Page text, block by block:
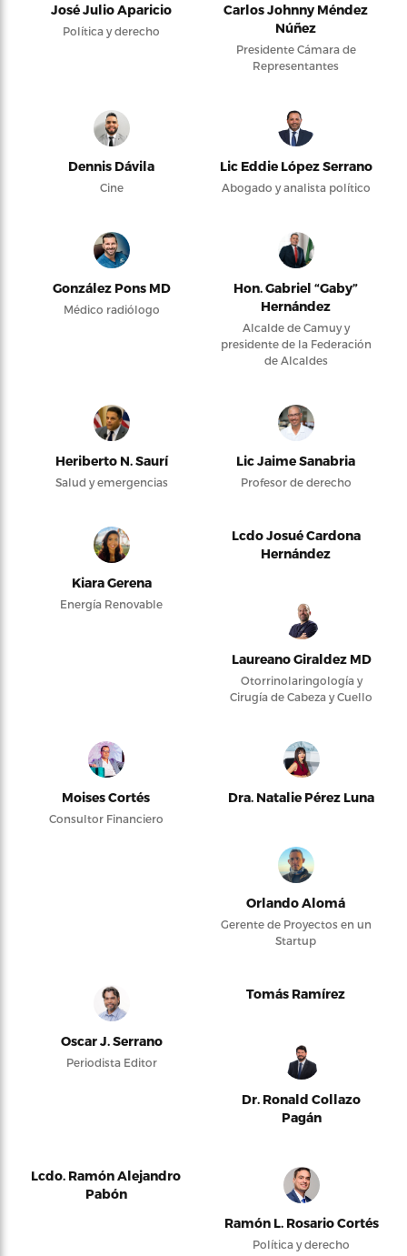
José Julio Aparicio
Política y derecho
Carlos Johnny Méndez
Núñez
Presidente Cámara de
Representantes
Dennis Dávila
Cine
Lic Eddie López Serrano
Abogado y analista político
González Pons MD
Médico radiólogo
Hon. Gabriel “Gaby”
Hernández
Alcalde de Camuy y
presidente de la Federación
de Alcaldes
Heriberto N. Saurí
Salud y emergencias
Lic Jaime Sanabria
Profesor de derecho
Kiara Gerena
Energía Renovable
Lcdo Josué Cardona
Hernández
Laureano Giraldez MD
Otorrinolaringología y
Cirugía de Cabeza y Cuello
Moises Cortés
Consultor Financiero
Dra. Natalie Pérez Luna
Orlando Alomá
Gerente de Proyectos en un
Startup
Oscar J. Serrano
Periodista Editor
Tomás Ramírez
Dr. Ronald Collazo
Pagán
Lcdo. Ramón Alejandro
Pabón
Ramón L. Rosario Cortés
Política y derecho